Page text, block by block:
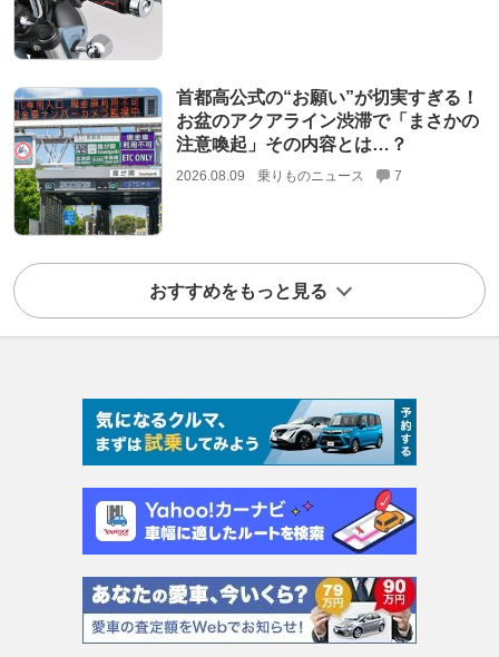
首都高公式の“お願い”が切実すぎる！
お盆のアクアライン渋滞で「まさかの
注意喚起」その内容とは…？
2026.08.09 乗りものニュース 7
おすすめをもっと見る